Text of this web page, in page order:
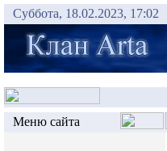
Суббота, 18.02.2023, 17:02
Меню сайта